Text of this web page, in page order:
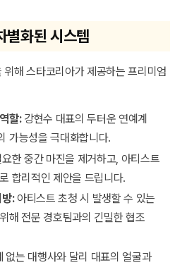
별화된 시스템
해 스타코리아가 제공하는 프리미엄
할:강현수 대표의 두터운 연예계
가능성을 극대화합니다.
한 중간 마진을 제거하고, 아티스트
합리적인 제안을 드립니다.
:아티스트 초청 시 발생할 수 있는
해 전문 경호팀과의 긴밀한 협조
없는 대행사와 달리 대표의 얼굴과